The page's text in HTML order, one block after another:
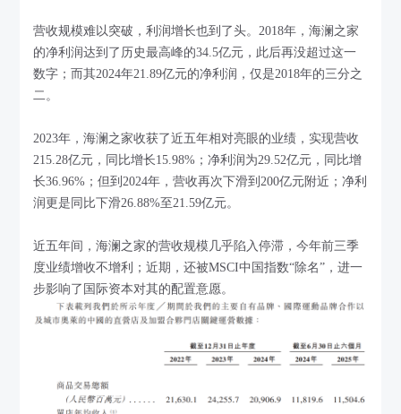
营收规模难以突破，利润增长也到了头。2018年，海澜之家
的净利润达到了历史最高峰的34.5亿元，此后再没超过这一
数字；而其2024年21.89亿元的净利润，仅是2018年的三分之
二。
2023年，海澜之家收获了近五年相对亮眼的业绩，实现营收
215.28亿元，同比增长15.98%；净利润为29.52亿元，同比增
长36.96%；但到2024年，营收再次下滑到200亿元附近；净利
润更是同比下滑26.88%至21.59亿元。
近五年间，海澜之家的营收规模几乎陷入停滞，今年前三季
度业绩增收不增利；近期，还被MSCI中国指数“除名”，进一
步影响了国际资本对其的配置意愿。